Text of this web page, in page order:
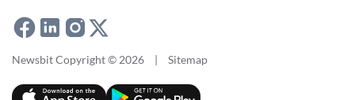
Newsbit Copyright © 2026 | Sitemap